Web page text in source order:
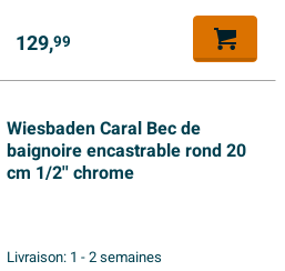
129,99
Wiesbaden Caral Bec de
baignoire encastrable rond 20
cm 1/2'' chrome
Livraison: 1 - 2 semaines